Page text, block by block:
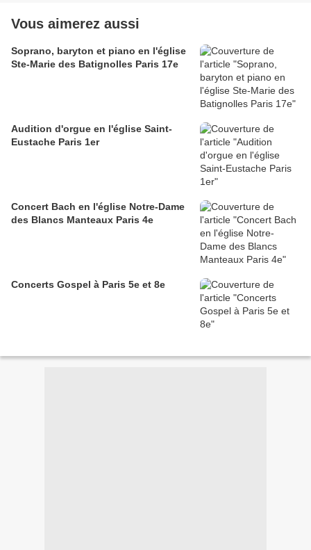
Vous aimerez aussi
Soprano, baryton et piano en l'église
Ste-Marie des Batignolles Paris 17e
Audition d'orgue en l'église Saint-
Eustache Paris 1er
Concert Bach en l'église Notre-Dame
des Blancs Manteaux Paris 4e
Concerts Gospel à Paris 5e et 8e